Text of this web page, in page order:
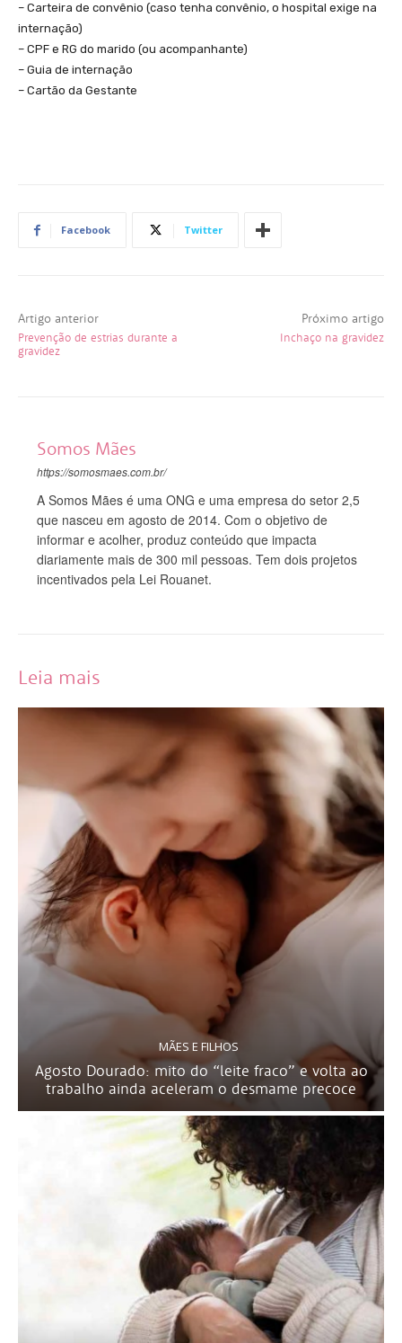
– Carteira de convênio (caso tenha convênio, o hospital exige na
internação)
– CPF e RG do marido (ou acompanhante)
– Guia de internação
– Cartão da Gestante
Facebook Twitter
Artigo anterior
Prevenção de estrias durante a
gravidez
Próximo artigo
Inchaço na gravidez
Somos Mães
https://somosmaes.com.br/
A Somos Mães é uma ONG e uma empresa do setor 2,5
que nasceu em agosto de 2014. Com o objetivo de
informar e acolher, produz conteúdo que impacta
diariamente mais de 300 mil pessoas. Tem dois projetos
incentivados pela Lei Rouanet.
Leia mais
MÃES E FILHOS
Agosto Dourado: mito do “leite fraco” e volta ao
trabalho ainda aceleram o desmame precoce